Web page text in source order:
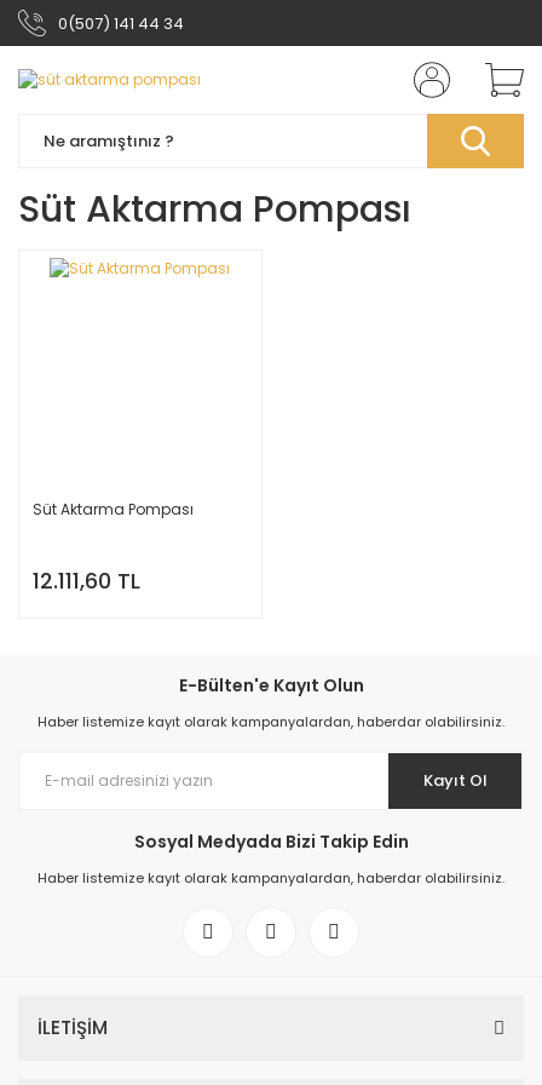
0(507) 141 44 34
Süt Aktarma Pompası
Süt Aktarma Pompası
12.111,60 TL
E-Bülten'e Kayıt Olun
Haber listemize kayıt olarak kampanyalardan, haberdar olabilirsiniz.
Kayıt Ol
Sosyal Medyada Bizi Takip Edin
Haber listemize kayıt olarak kampanyalardan, haberdar olabilirsiniz.
İLETİŞİM